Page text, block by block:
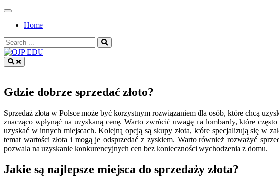
Skip
contentHome
Search
for:
Gdzie dobrze sprzedać złoto?
Sprzedaż złota w Polsce może być korzystnym rozwiązaniem dla osób, które chcą
znacząco wpłynąć na uzyskaną cenę. Warto zwrócić uwagę na lombardy, które
uzyskać w innych miejscach. Kolejną opcją są skupy złota, które specjalizują się w
temat wartości złota i mogą je odsprzedać z zyskiem. Warto również rozważyć
pozwala na uzyskanie konkurencyjnych cen bez konieczności wychodzenia z domu.
Jakie są najlepsze miejsca do sprzedaży złota?